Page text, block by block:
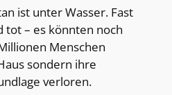
ist unter Wasser. Fast
tot – es könnten noch
Menschen
sondern ihre
verloren.